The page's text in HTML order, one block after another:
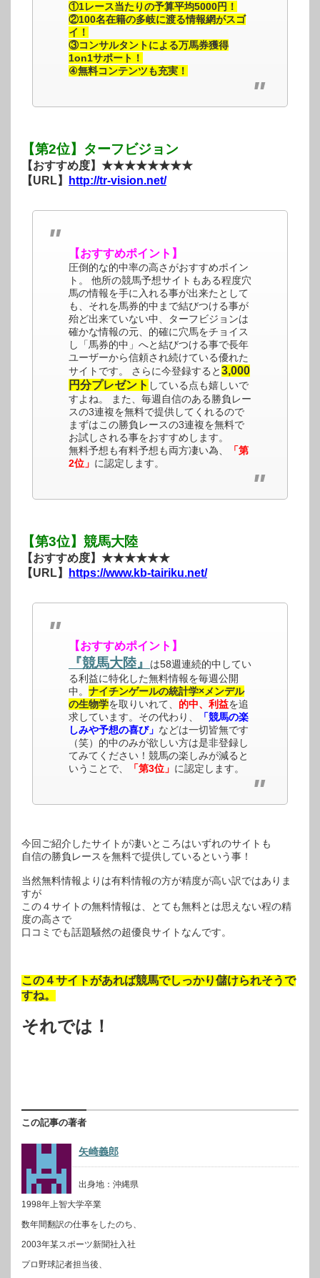
①1レース当たりの予算平均5000円！
②100名在籍の多岐に渡る情報網がスゴ
イ！
③コンサルタントによる万馬券獲得
1on1サポート！
④無料コンテンツも充実！
【第2位】ターフビジョン
【おすすめ度】★★★★★★★★
【URL】
http://tr-vision.net/
【おすすめポイント】
圧倒的な的中率の高さがおすすめポイン
ト。 他所の競馬予想サイトもある程度穴
馬の情報を手に入れる事が出来たとして
も、それを馬券的中まで結びつける事が
殆ど出来ていない中、ターフビジョンは
確かな情報の元、的確に穴馬をチョイス
し「馬券的中」へと結びつける事で長年
ユーザーから信頼され続けている優れた
サイトです。 さらに今登録すると3,000
円分プレゼント している点も嬉しいで
すよね。 また、毎週自信のある勝負レー
スの3連複を無料で提供してくれるので
まずはこの勝負レースの3連複を無料で
お試しされる事をおすすめします。
無料予想も有料予想も両方凄い為、
「第
2位」 に認定します。
【第3位】競馬大陸
【おすすめ度】★★★★★★
【URL】
https://www.kb-tairiku.net/
【おすすめポイント】
『競馬大陸』
は58週連続的中してい
る利益に特化した無料情報を毎週公開
中。 ナイチンゲールの統計学×メンデル
の生物学を取りいれて、 的中、利益を追
求しています。その代わり、
「競馬の楽
しみや予想の喜び」 などは一切皆無です
（笑）的中のみが欲しい方は是非登録し
てみてください！競馬の楽しみが減ると
いうことで、
「第3位」 に認定します。
今回ご紹介したサイトが凄いところはいずれのサイトも
自信の勝負レースを無料で提供しているという事！
当然無料情報よりは有料情報の方が精度が高い訳ではありま
すが
この４サイトの無料情報は、とても無料とは思えない程の精
度の高さで
口コミでも話題騒然の超優良サイトなんです。
この４サイトがあれば競馬でしっかり儲けられそうで
すね。
それでは！
この記事の著者
矢崎義郎
出身地：沖縄県
1998年上智大学卒業
数年間翻訳の仕事をしたのち、
2003年某スポーツ新聞社入社
プロ野球記者担当後、